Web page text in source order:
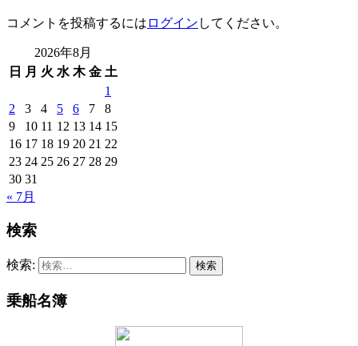
コメントを投稿するには ログイン してください。
2026年8月
日
月 火 水 木 金 土
1
2
3 4 5 6 7
8
9
10 11 12 13 14 15
16 17 18 19 20 21 22
23 24 25 26 27 28 29
30 31
« 7月
検索
検索:
乗船名簿